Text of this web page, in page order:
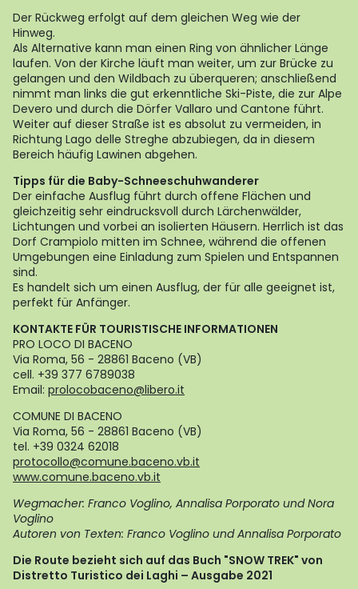
Der Rückweg erfolgt auf dem gleichen Weg wie der
Hinweg.
Als Alternative kann man einen Ring von ähnlicher Länge
laufen. Von der Kirche läuft man weiter, um zur Brücke zu
gelangen und den Wildbach zu überqueren; anschließend
nimmt man links die gut erkenntliche Ski-Piste, die zur Alpe
Devero und durch die Dörfer Vallaro und Cantone führt.
Weiter auf dieser Straße ist es absolut zu vermeiden, in
Richtung Lago delle Streghe abzubiegen, da in diesem
Bereich häufig Lawinen abgehen.
Tipps für die Baby-Schneeschuhwanderer
Der einfache Ausflug führt durch offene Flächen und
gleichzeitig sehr eindrucksvoll durch Lärchenwälder,
Lichtungen und vorbei an isolierten Häusern. Herrlich ist das
Dorf Crampiolo mitten im Schnee, während die offenen
Umgebungen eine Einladung zum Spielen und Entspannen
sind.
Es handelt sich um einen Ausflug, der für alle geeignet ist,
perfekt für Anfänger.
KONTAKTE FÜR TOURISTISCHE INFORMATIONEN
PRO LOCO DI BACENO
Via Roma, 56 - 28861 Baceno (VB)
cell. +39 377 6789038
Email: prolocobaceno@libero.it
COMUNE DI BACENO
Via Roma, 56 - 28861 Baceno (VB)
tel. +39 0324 62018
protocollo@comune.baceno.vb.it
www.comune.baceno.vb.it
Wegmacher: Franco Voglino, Annalisa Porporato und Nora
Voglino
Autoren von Texten: Franco Voglino und Annalisa Porporato
Die Route bezieht sich auf das Buch "SNOW TREK" von
Distretto Turistico dei Laghi – Ausgabe 2021